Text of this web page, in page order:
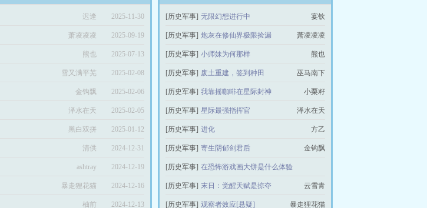
水性杨花。故而杀她之时，不曾手
软。面对她的哀求，他冷漠
该缠上我。”这样的魔，即便死
了，那也是造福苍生。发…
女。不仅无父无母，还无名无姓。
苏水看着录取通知书上名字那栏的
孩子不配拥有姓名？捡了几天破烂
后，意外发…
迟逢 2025-11-30
萧凌凌凌 2025-09-19
熊也 2025-07-13
雪又满平芜 2025-02-08
金钩飘 2025-02-06
泽水在天 2025-02-05
黑白双拼 2025-01-12
清供 2024-12-31
ashtray 2024-12-19
暴走狸花猫 2024-12-16
柚前 2024-12-13
[历史军事] 无限幻想进行中 宴钦
[历史军事] 炮灰在修仙界极限捡漏 萧凌凌凌
[历史军事] 小师妹为何那样 熊也
[历史军事] 废土重建，签到种田 巫马南下
[历史军事] 我靠摇咖啡在星际封神 小栗籽
[历史军事] 星际最强指挥官 泽水在天
[历史军事] 进化 方乙
[历史军事] 寄生阴郁剑君后 金钩飘
[历史军事] 在恐怖游戏画大饼是什么体验
打破碗草草
[历史军事] 末日：觉醒天赋是掠夺 云雪青
[历史军事] 观察者效应[悬疑] 暴走狸花猫